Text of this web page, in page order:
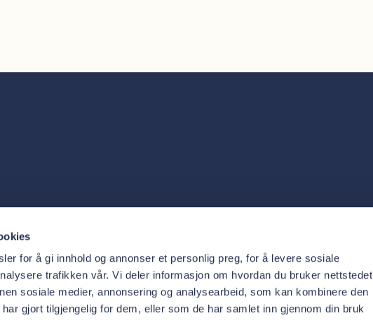
for å gi innhold og annonser et personlig preg, for å levere sosiale
trafikken vår. Vi deler informasjon om hvordan du bruker nettstedet
sosiale medier, annonsering og analysearbeid, som kan kombinere den
gjort tilgjengelig for dem, eller som de har samlet inn gjennom din bruk
Priser
Trygg
Aktuelt
Administrasjon